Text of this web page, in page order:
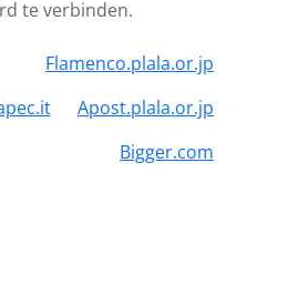
te verbinden.
Flamenco.plala.or.jp
Apost.plala.or.jp
Bigger.com